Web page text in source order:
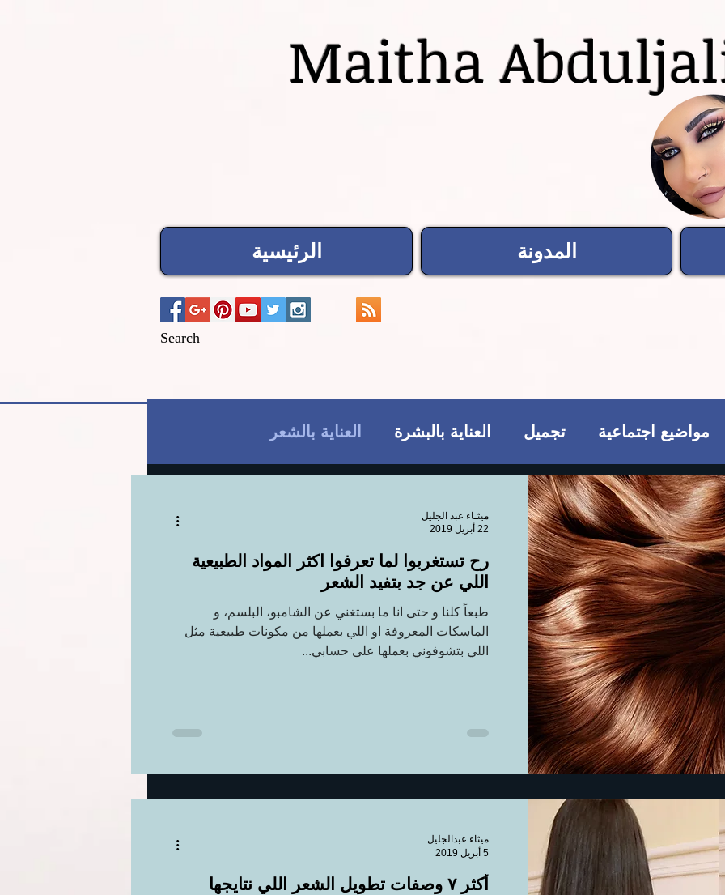
Maitha
الرئيسية المدونة
Search
مواضيع اجتماعية تجميل العناية بالبشرة العناية بالشعر
ريجيم مكملات غذائية
تجميل فاشن و عطور مواضيع اجتماعية للمتزوجات فقط
مكملات غذائية
ميثـاء عبد الجليل
22 أبريل 2019
رح تستغربوا لما تعرفوا اكثر المواد الطبيعية
اللي عن جد بتفيد الشعر
طبعاً كلنا و حتى انا ما بستغني عن الشامبو، البلسم، و
الماسكات المعروفة او اللي بعملها من مكونات طبيعية مثل
اللي بتشوفوني بعملها على حسابي...
ميثاء عبدالجليل
5 أبريل 2019
أكثر ٧ وصفات تطويل الشعر اللي نتايجها